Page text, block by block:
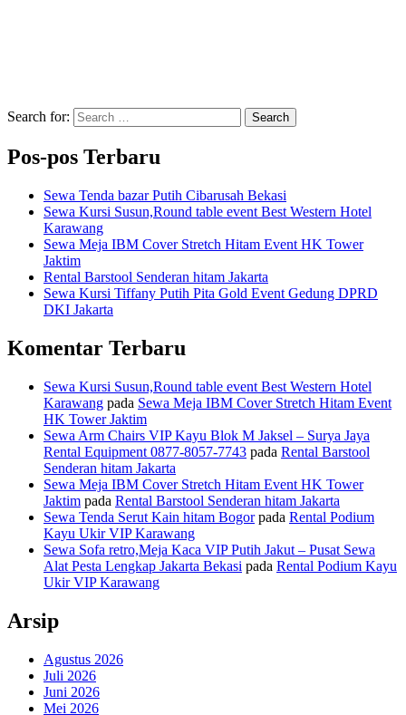
Search for: Search
Pos-pos Terbaru
Sewa Tenda bazar Putih Cibarusah Bekasi
Sewa Kursi Susun,Round table event Best Western Hotel
Karawang
Sewa Meja IBM Cover Stretch Hitam Event HK Tower
Jaktim
Rental Barstool Senderan hitam Jakarta
Sewa Kursi Tiffany Putih Pita Gold Event Gedung DPRD
DKI Jakarta
Komentar Terbaru
Sewa Kursi Susun,Round table event Best Western Hotel
Karawang pada Sewa Meja IBM Cover Stretch Hitam Event
HK Tower Jaktim
Sewa Arm Chairs VIP Kayu Blok M Jaksel – Surya Jaya
Rental Equipment 0877-8057-7743 pada Rental Barstool
Senderan hitam Jakarta
Sewa Meja IBM Cover Stretch Hitam Event HK Tower
Jaktim pada Rental Barstool Senderan hitam Jakarta
Sewa Tenda Serut Kain hitam Bogorpada Rental Podium
Kayu Ukir VIP Karawang
Sewa Sofa retro,Meja Kaca VIP Putih Jakut – Pusat Sewa
Alat Pesta Lengkap Jakarta Bekasi pada Rental Podium Kayu
Ukir VIP Karawang
Arsip
Agustus 2026
Juli 2026
Juni 2026
Mei 2026